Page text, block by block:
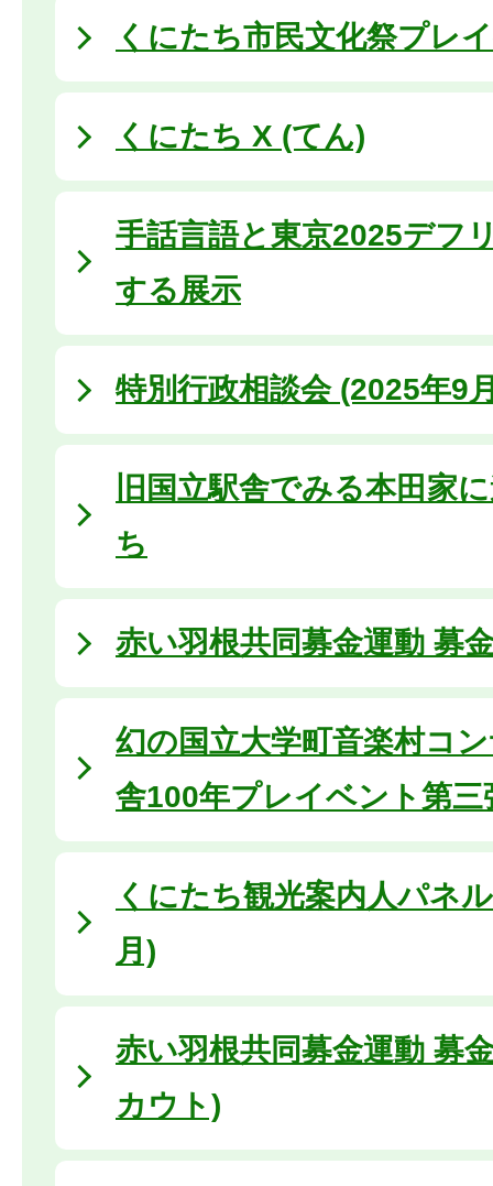
くにたち市民文化祭プレ
くにたち X (てん)
手話言語と東京2025デフ
する展示
特別行政相談会 (2025年9
旧国立駅舎でみる本田家
ち
赤い羽根共同募金運動 募
幻の国立大学町音楽村コ
舎100年プレイベント第三
くにたち観光案内人パネ
月)
赤い羽根共同募金運動 募
カウト)